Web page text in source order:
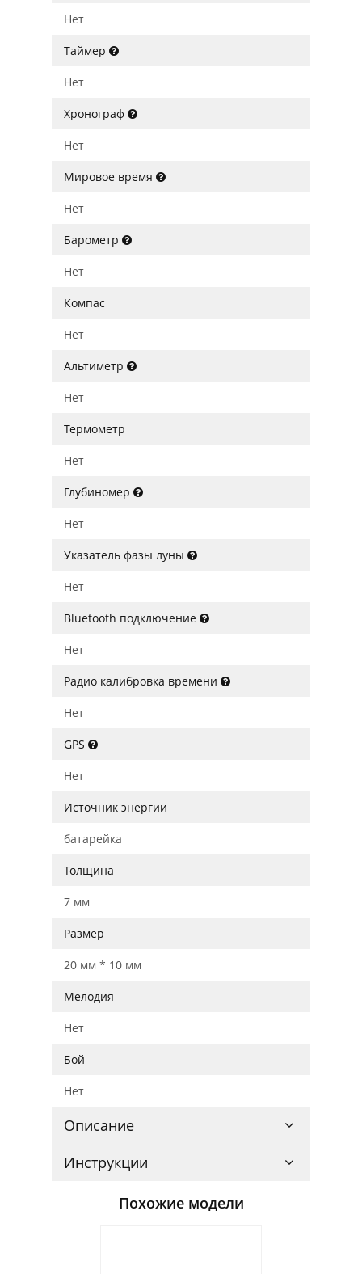
Нет
Таймер
Нет
Хронограф
Нет
Мировое время
Нет
Барометр
Нет
Компас
Нет
Альтиметр
Нет
Термометр
Нет
Глубиномер
Нет
Указатель фазы луны
Нет
Bluetooth подключение
Нет
Радио калибровка времени
Нет
GPS
Нет
Источник энергии
батарейка
Толщина
7 мм
Размер
20 мм * 10 мм
Мелодия
Нет
Бой
Нет
Описание
Инструкции
Похожие модели